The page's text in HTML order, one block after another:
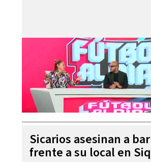
Sicarios asesinan a
frente a su local en